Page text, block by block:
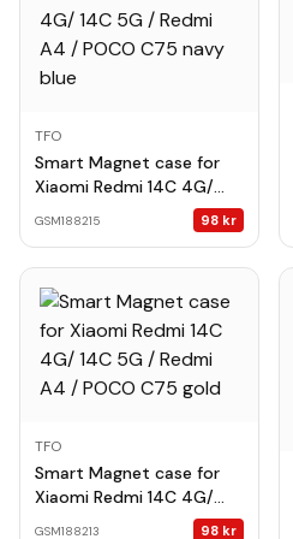
TFO
Smart Magnet case for
Xiaomi Redmi 14C 4G/
14C 5G / Redmi A4 /
POCO C75 navy blue
GSM188215 98 kr
TFO
Smart Magnet case for
Xiaomi Redmi 14C 4G/
14C 5G / Redmi A4 /
GSM188213 98 kr